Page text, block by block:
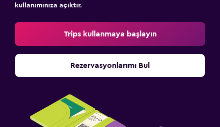
kullanımınıza açıktır.
Trips kullanmaya başlayın
Rezervasyonlarımı Bul